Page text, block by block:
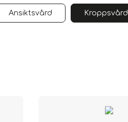
Ansiktsvård Kroppsvård